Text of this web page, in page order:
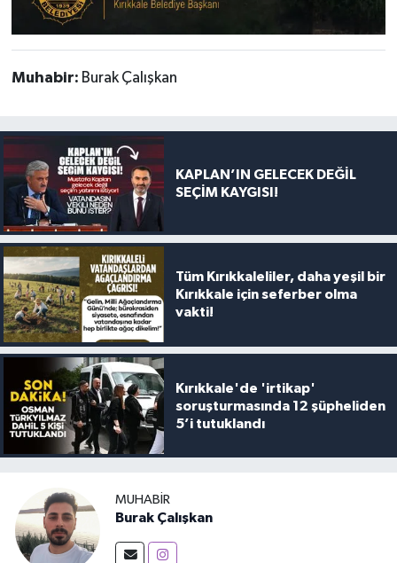
Muhabir: Burak Çalışkan
KAPLAN’IN GELECEK DEĞİL
SEÇİM KAYGISI!
Tüm Kırıkkaleliler, daha yeşil bir
Kırıkkale için seferber olma
vakti!
Kırıkkale'de 'irtikap'
soruşturmasında 12 şüpheliden
5’i tutuklandı
MUHABIR
Burak Çalışkan